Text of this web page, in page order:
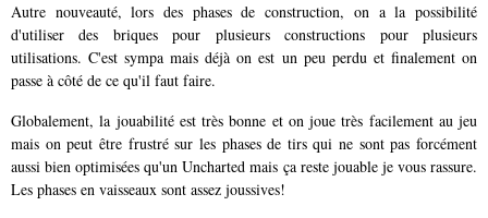
Autre nouveauté, lors des phases de construction, on a la possibilité
d'utiliser des briques pour plusieurs constructions pour plusieurs
utilisations. C'est sympa mais déjà on est un peu perdu et finalement on
passe à côté de ce qu'il faut faire.
Globalement, la jouabilité est très bonne et on joue très facilement au jeu
mais on peut être frustré sur les phases de tirs qui ne sont pas forcément
aussi bien optimisées qu'un Uncharted mais ça reste jouable je vous rassure.
Les phases en vaisseaux sont assez joussives!